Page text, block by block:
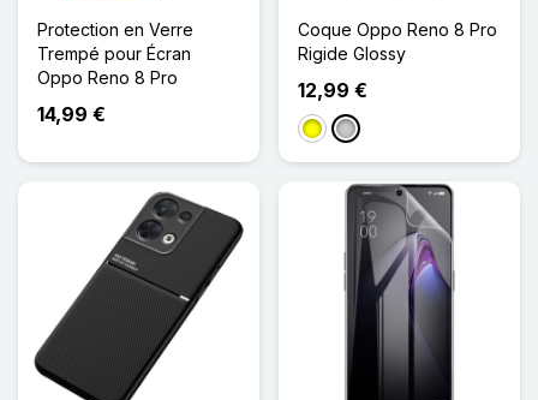
Protection en Verre
Trempé pour Écran
Oppo Reno 8 Pro
14,99 €
Coque Oppo Reno 8 Pro
Rigide Glossy
12,99 €
JauneTransparent